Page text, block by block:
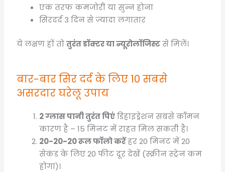
एक तरफ कमजोरी या सुन्न होना
सिरदर्द 3 दिन से ज्यादा लगातार
ये लक्षण हों तोतुरंत डॉक्टर या न्यूरोलॉजिस्टसे मिलें।
बार-बार सिर दर्द के लिए 10 सबसे
असरदार घरेलू उपाय
2 ग्लास पानी तुरंत पिएंडिहाइड्रेशन सबसे कॉमन
कारण है – 15 मिनट में राहत मिल सकती है।
20-20-20 रूल फॉलो करेंहर 20 मिनट में 20
सेकंड के लिए 20 फीट दूर देखें (स्क्रीन स्ट्रेन कम
होगा)।